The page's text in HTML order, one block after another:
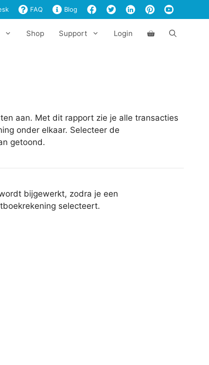
FAQ Blog
Shop Support Login
aan. Met dit rapport zie je alle transacties
onder elkaar. Selecteer de
getoond.
bijgewerkt, zodra je een
selecteert.